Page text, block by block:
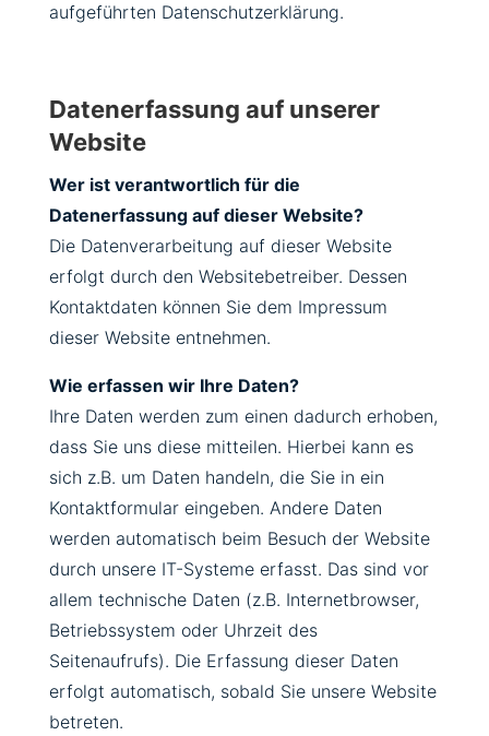
aufgeführten Datenschutzerklärung.
Datenerfassung auf unserer
Website
Wer ist verantwortlich für die
Datenerfassung auf dieser Website?
Die Datenverarbeitung auf dieser Website
erfolgt durch den Websitebetreiber. Dessen
Kontaktdaten können Sie dem Impressum
dieser Website entnehmen.
Wie erfassen wir Ihre Daten?
Ihre Daten werden zum einen dadurch erhoben,
dass Sie uns diese mitteilen. Hierbei kann es
sich z.B. um Daten handeln, die Sie in ein
Kontaktformular eingeben. Andere Daten
werden automatisch beim Besuch der Website
durch unsere IT-Systeme erfasst. Das sind vor
allem technische Daten (z.B. Internetbrowser,
Betriebssystem oder Uhrzeit des
Seitenaufrufs). Die Erfassung dieser Daten
erfolgt automatisch, sobald Sie unsere Website
betreten.